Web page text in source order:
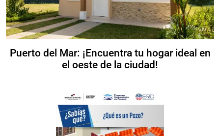
Puerto del Mar: ¡Encuentra tu hogar ideal en
el oeste de la ciudad!